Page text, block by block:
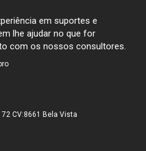
em suportes e
lhe ajudar no que for
com os nossos consultores.
CV:8661 Bela Vista